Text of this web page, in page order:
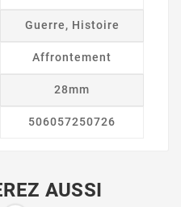
Guerre, Histoire
Affrontement
28mm
506057250726
AUSSI